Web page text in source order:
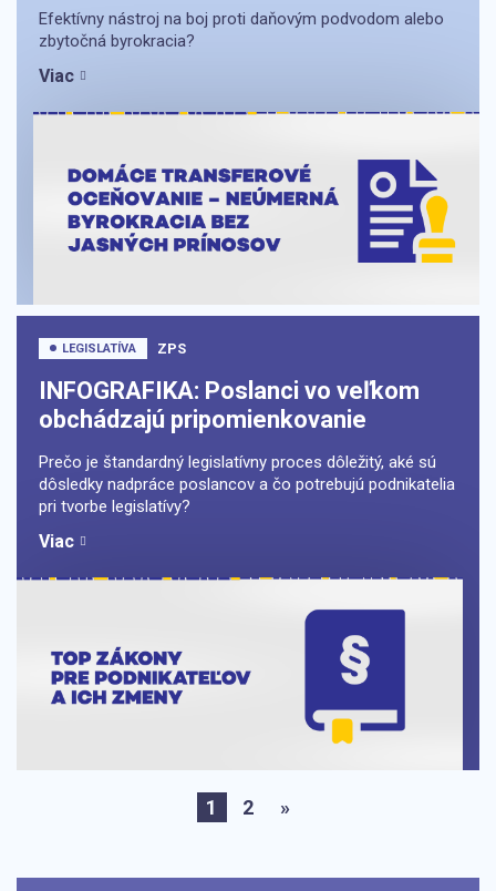
Efektívny nástroj na boj proti daňovým podvodom alebo
zbytočná byrokracia?
Viac
LEGISLATÍVA ZPS
INFOGRAFIKA: Poslanci vo veľkom
obchádzajú pripomienkovanie
Prečo je štandardný legislatívny proces dôležitý, aké sú
dôsledky nadpráce poslancov a čo potrebujú podnikatelia
pri tvorbe legislatívy?
Viac
1 2 »